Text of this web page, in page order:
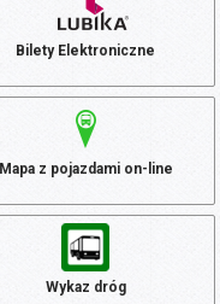
Bilety Elektroniczne
Mapa z pojazdami on-line
Wykaz dróg